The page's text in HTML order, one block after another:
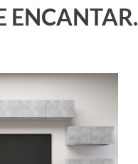
ENCANTAR.